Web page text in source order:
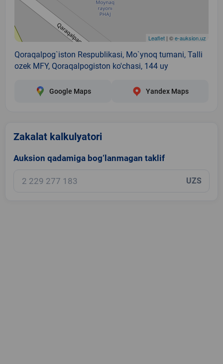
Leaflet | ©e-auksion.uz
Qoraqalpog`iston Respublikasi, Mo`ynoq tumani, Talli
ozek MFY, Qoraqalpogiston ko'chasi, 144 uy
Google Maps Yandex Maps
Zakalat kalkulyatori
Auksion qadamiga bog‘lanmagan taklif
UZS